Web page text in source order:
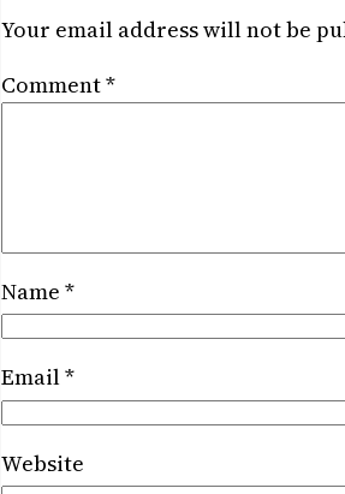
Your email address will not be
Comment*
Name *
Email*
Website